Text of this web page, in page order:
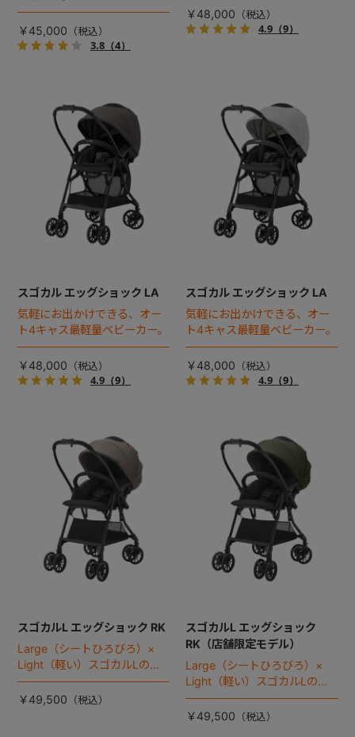
￥45,000
3.8（4）
￥48,000
4.9（9）
スゴカル エッグショック LA
気軽にお出かけできる、オー
ト4キャス最軽量ベビーカー。
￥48,000
4.9（9）
スゴカル エッグショック LA
気軽にお出かけできる、オー
ト4キャス最軽量ベビーカー。
￥48,000
4.9（9）
スゴカルL エッグショック RK
Large（シートひろびろ）×
Light（軽い）スゴカルLのス
タンダードモデル。
￥49,500
スゴカルL エッグショック
RK（店舗限定モデル）
Large（シートひろびろ）×
Light（軽い）スゴカルLのス
タンダードモデル。
￥49,500